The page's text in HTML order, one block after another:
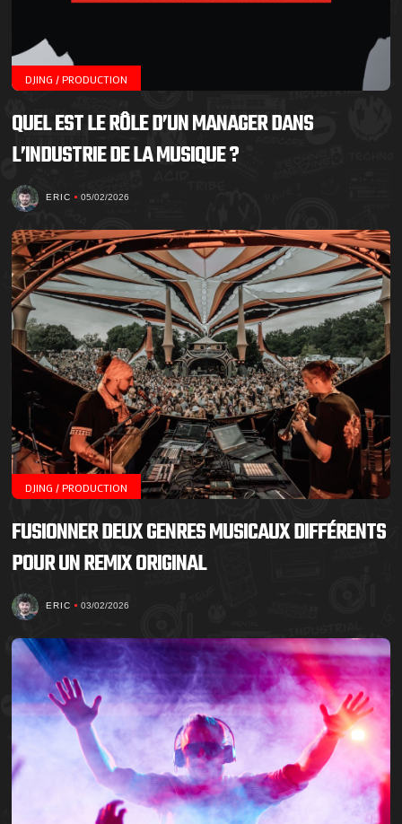
DJING / PRODUCTION
QUEL EST LE RÔLE D’UN MANAGER DANS
L’INDUSTRIE DE LA MUSIQUE ?
ERIC 05/02/2026
DJING / PRODUCTION
FUSIONNER DEUX GENRES MUSICAUX DIFFÉRENTS
POUR UN REMIX ORIGINAL
ERIC 03/02/2026